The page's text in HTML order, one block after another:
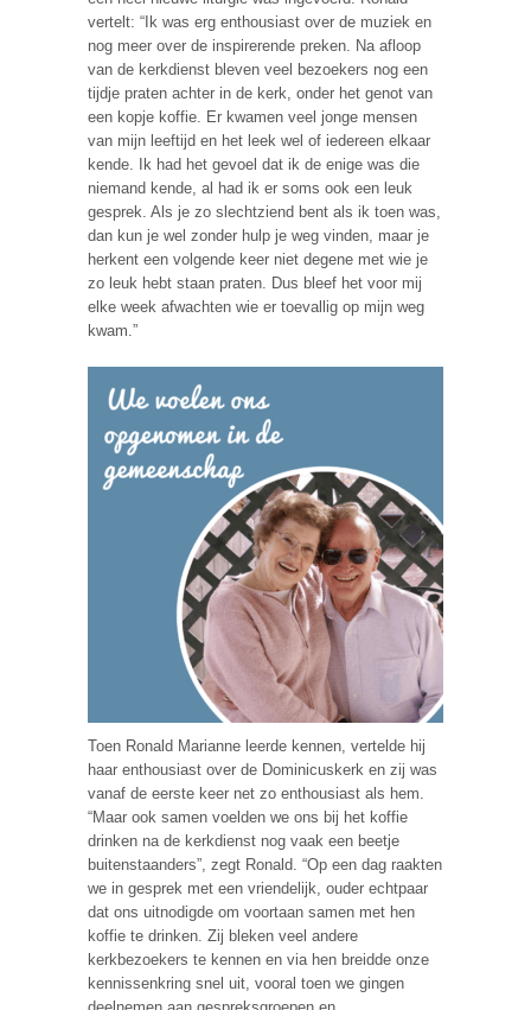
vertelt: “Ik was erg enthousiast over de muziek en
nog meer over de inspirerende preken. Na afloop
van de kerkdienst bleven veel bezoekers nog een
tijdje praten achter in de kerk, onder het genot van
een kopje koffie. Er kwamen veel jonge mensen
van mijn leeftijd en het leek wel of iedereen elkaar
kende. Ik had het gevoel dat ik de enige was die
niemand kende, al had ik er soms ook een leuk
gesprek. Als je zo slechtziend bent als ik toen was,
dan kun je wel zonder hulp je weg vinden, maar je
herkent een volgende keer niet degene met wie je
zo leuk hebt staan praten. Dus bleef het voor mij
elke week afwachten wie er toevallig op mijn weg
kwam.”
Toen Ronald Marianne leerde kennen, vertelde hij
haar enthousiast over de Dominicuskerk en zij was
vanaf de eerste keer net zo enthousiast als hem.
“Maar ook samen voelden we ons bij het koffie
drinken na de kerkdienst nog vaak een beetje
buitenstaanders”, zegt Ronald. “Op een dag raakten
we in gesprek met een vriendelijk, ouder echtpaar
dat ons uitnodigde om voortaan samen met hen
koffie te drinken. Zij bleken veel andere
kerkbezoekers te kennen en via hen breidde onze
kennissenkring snel uit, vooral toen we gingen